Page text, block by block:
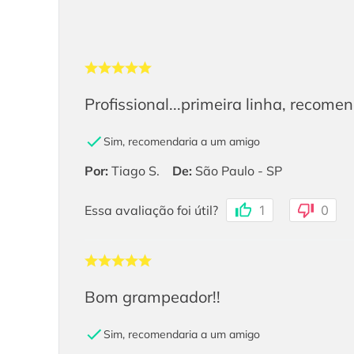
Profissional...primeira linha,
Sim, recomendaria a um amigo
Por: Tiago S. De: São Paulo - SP
Essa avaliação foi útil? 1 0
Bom grampeador!!
Sim, recomendaria a um amigo